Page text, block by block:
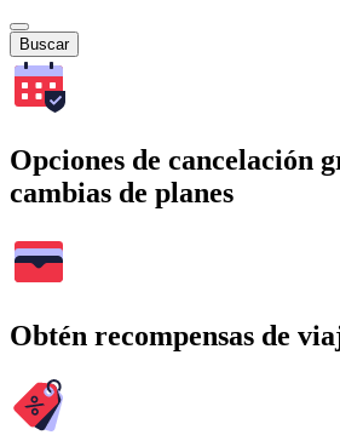
Buscar
Opciones de cancelación
cambias de planes
Obtén recompensas de